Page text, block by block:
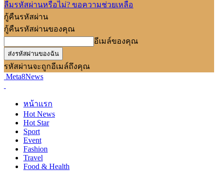
ลืมรหัสผ่านหรือไม่? ขอความช่วยเหลือ
กู้คืนรหัสผ่าน
กู้คืนรหัสผ่านของคุณ
อีเมล์ของคุณ
รหัสผ่านจะถูกอีเมล์ถึงคุณ
Meta8News
หน้าแรก
Hot News
Hot Star
Sport
Event
Fashion
Travel
Food & Health